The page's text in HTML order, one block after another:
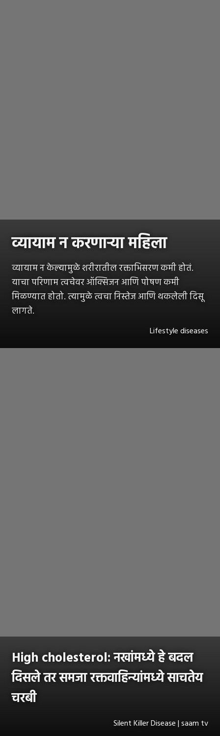
व्यायाम न करणाऱ्या महिला
व्यायाम न केल्यामुळे शरीरातील रक्ताभिसरण कमी होतं.
याचा परिणाम त्वचेवर ऑक्सिजन आणि पोषण कमी
मिळण्यात होतो. त्यामुळे त्वचा निस्तेज आणि थकलेली दिसू
लागते.
Lifestyle diseases
High cholesterol: नखांमध्ये हे बदल
दिसले तर समजा रक्तवाहिन्यांमध्ये साचतेय
चरबी
Silent Killer Disease | saam tv